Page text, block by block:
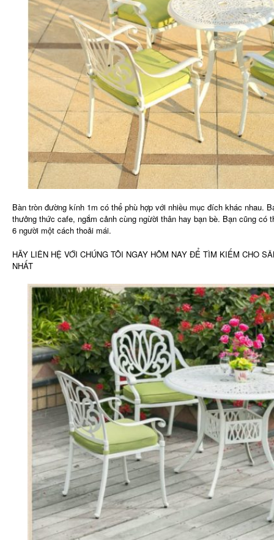
Bàn tròn đường kính 1m có thể phù hợp với nhiều mục đích khác nhau.
thưởng thức cafe, ngắm cảnh cùng ngừời thân hay bạn bè. Bạn cũng có
6 người một cách thoải mái.
HÃY LIÊN HỆ VỚI CHÚNG TÔI NGAY HÔM NAY ĐỂ TÌM KIẾM CHO
NHẤT